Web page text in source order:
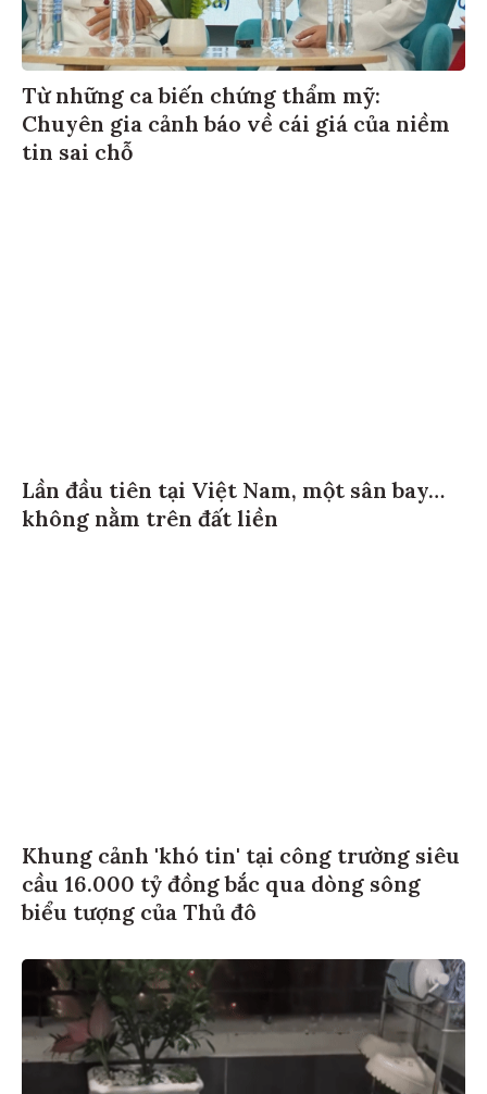
Từ những ca biến chứng thẩm mỹ:
Chuyên gia cảnh báo về cái giá của niềm
tin sai chỗ
Lần đầu tiên tại Việt Nam, một sân bay…
không nằm trên đất liền
Khung cảnh 'khó tin' tại công trường siêu
cầu 16.000 tỷ đồng bắc qua dòng sông
biểu tượng của Thủ đô